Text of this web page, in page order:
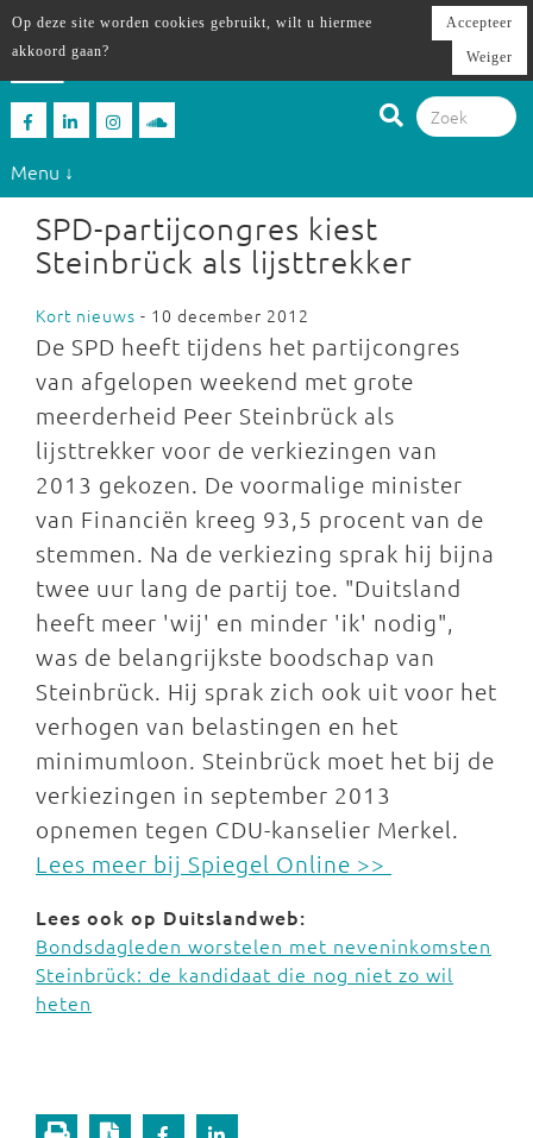
Menu ↓
SPD-partijcongres kiest
Steinbrück als lijsttrekker
Kort nieuws - 10 december 2012
De SPD heeft tijdens het partijcongres
van afgelopen weekend met grote
meerderheid Peer Steinbrück als
lijsttrekker voor de verkiezingen van
2013 gekozen. De voormalige minister
van Financiën kreeg 93,5 procent van de
stemmen. Na de verkiezing sprak hij bijna
twee uur lang de partij toe. "Duitsland
heeft meer 'wij' en minder 'ik' nodig",
was de belangrijkste boodschap van
Steinbrück. Hij sprak zich ook uit voor het
verhogen van belastingen en het
minimumloon. Steinbrück moet het bij de
verkiezingen in september 2013
opnemen tegen CDU-kanselier Merkel.
Lees meer bij Spiegel Online >>
Lees ook op Duitslandweb:
Bondsdagleden worstelen met neveninkomsten
Steinbrück: de kandidaat die nog niet zo wil
heten
Op deze site worden cookies gebruikt, wilt u hiermee
akkoord gaan?
Accepteer
Weiger